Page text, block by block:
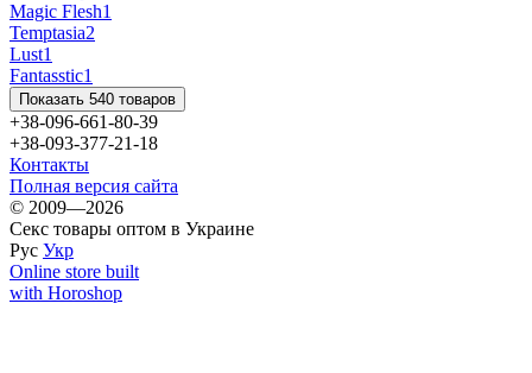
Magic Flesh1
Temptasia2
Lust1
Fantasstic1
Показать 540 товаров
+38-096-661-80-39
+38-093-377-21-18
Контакты
Полная версия сайта
© 2009—2026
Секс товары оптом в Украине
Рус Укр
Online store built
with Horoshop